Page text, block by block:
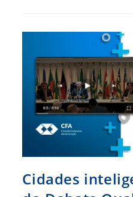
Redes
Sociais
Nichadas
Cidades